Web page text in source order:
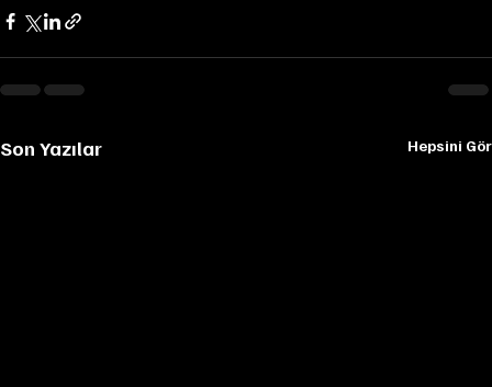
Son Yazılar Hepsini Gör